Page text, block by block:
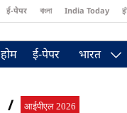
ई-पेपर বাংলা India Today
होम ई-पेपर भारत
आईपीएल 2026